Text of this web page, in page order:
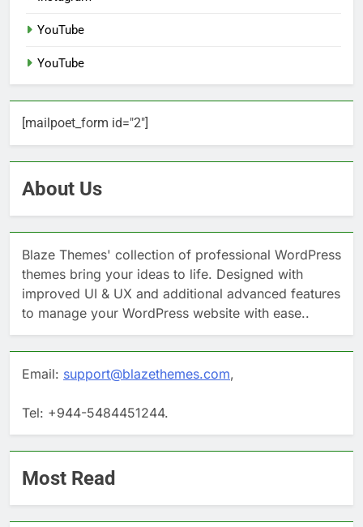
YouTube
YouTube
[mailpoet_form id="2"]
About Us
Blaze Themes' collection of professional WordPress
themes bring your ideas to life. Designed with
improved UI & UX and additional advanced features
to manage your WordPress website with ease..
Email: support@blazethemes.com,
Tel: +944-5484451244.
Most Read